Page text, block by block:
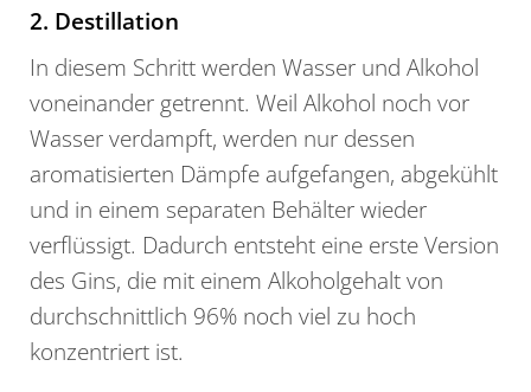
2. Destillation
In diesem Schritt werden Wasser und Alkohol
voneinander getrennt. Weil Alkohol noch vor
Wasser verdampft, werden nur dessen
aromatisierten Dämpfe aufgefangen, abgekühlt
und in einem separaten Behälter wieder
verflüssigt. Dadurch entsteht eine erste Version
des Gins, die mit einem Alkoholgehalt von
durchschnittlich 96% noch viel zu hoch
konzentriert ist.